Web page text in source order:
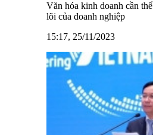
Văn hóa kinh doanh cần
lõi của doanh nghiệp
15:17, 25/11/2023